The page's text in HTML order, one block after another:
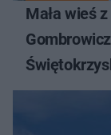
Mała wieś